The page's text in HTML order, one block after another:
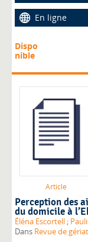
En ligne
Dispo
nible
Article
Perception des
du domicile à
Éléna Escortell;
Dans Revue de